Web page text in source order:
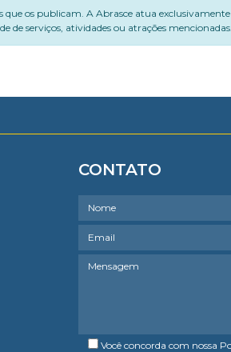
que os publicam. A Abrasce atua
de serviços, atividades ou atrações mencionadas.
CONTATO
Você concorda com nossa